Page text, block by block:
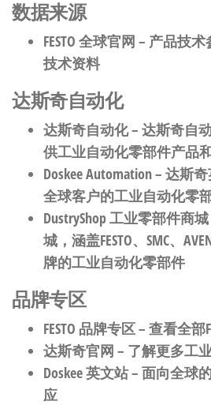
数据来源
FESTO 全球官网 – 产品技术
技术资料
达斯奇自动化
达斯奇自动化– 达斯奇自
供工业自动化零部件产品
Doskee Automation– 达斯
全球客户的工业自动化零
DustryShop 工业零部件商城
城，涵盖FESTO、SMC、
牌的工业自动化零部件
品牌专区
FESTO 品牌专区– 查看全部
达斯奇官网 – 了解更多工
Doskee 英文站– 面向全球
应